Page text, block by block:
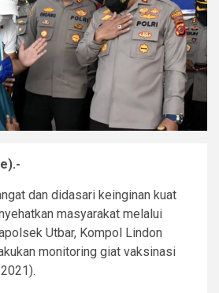
dan didasari keinginan kuat
masyarakat melalui
Utbar, Kompol Lindon
monitoring giat vaksinasi